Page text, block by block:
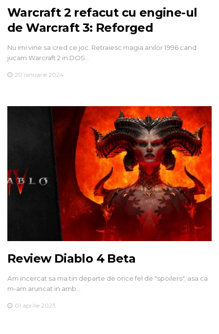
Warcraft 2 refacut cu engine-ul
de Warcraft 3: Reforged
Nu imi vine sa cred ce joc. Retraiesc magia anilor 1996 cand
jucam Warcraft 2 in DOS…
20 ianuarie 2024
Review Diablo 4 Beta
Am incercat sa ma tin departe de orice fel de "spoilers", asa ca
m-am aruncat in amb…
01 aprilie 2023